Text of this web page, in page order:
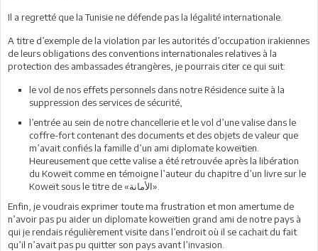
Il a regretté que la Tunisie ne défende pas la légalité internationale.
A titre d’exemple de la violation par les autorités d’occupation irakiennes
de leurs obligations des conventions internationales relatives à la
protection des ambassades étrangères, je pourrais citer ce qui suit:
le vol de nos effets personnels dans notre Résidence suite à la
suppression des services de sécurité,
l’entrée au sein de notre chancellerie et le vol d’une valise dans le
coffre-fort contenant des documents et des objets de valeur que
m’avait confiés la famille d’un ami diplomate koweïtien.
Heureusement que cette valise a été retrouvée après la libération
du Koweït comme en témoigne l’auteur du chapitre d’un livre sur le
Koweït sous le titre de «الأمانة».
Enfin, je voudrais exprimer toute ma frustration et mon amertume de
n’avoir pas pu aider un diplomate koweïtien grand ami de notre pays à
qui je rendais régulièrement visite dans l’endroit où il se cachait du fait
qu’il n’avait pas pu quitter son pays avant l’invasion.